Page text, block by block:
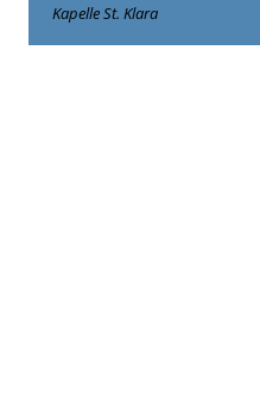
Kapelle St. Klara